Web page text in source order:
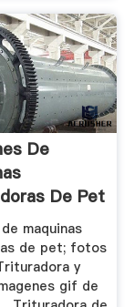
De
De Pet
maquinas
de pet; fotos
y
gif de